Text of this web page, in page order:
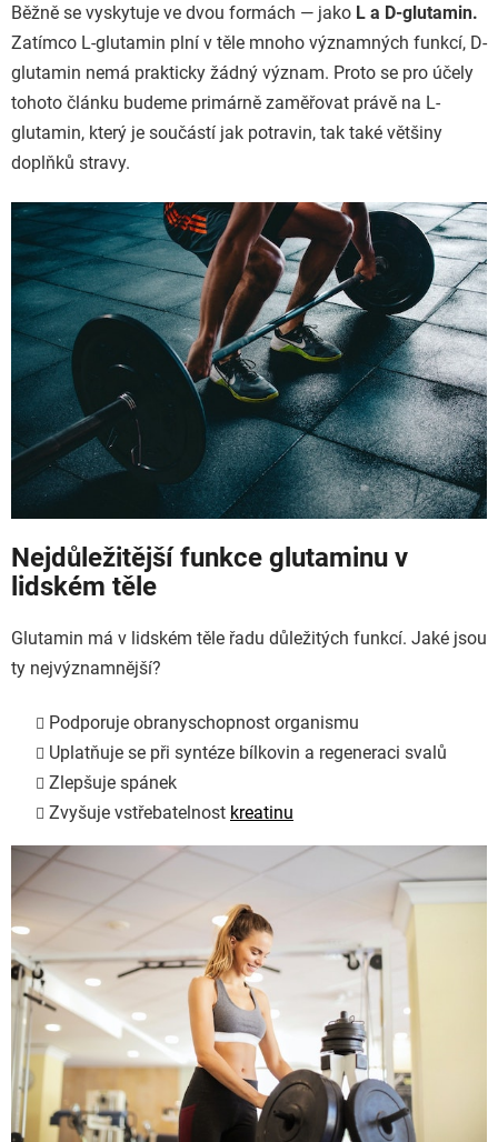
Běžně se vyskytuje ve dvou formách — jako L a D-glutamin.
Zatímco L-glutamin plní v těle mnoho významných funkcí, D-
glutamin nemá prakticky žádný význam. Proto se pro účely
tohoto článku budeme primárně zaměřovat právě na L-
glutamin, který je součástí jak potravin, tak také většiny
doplňků stravy.
Nejdůležitější funkce glutaminu v
lidském těle
Glutamin má v lidském těle řadu důležitých funkcí. Jaké jsou
ty nejvýznamnější?
Podporuje obranyschopnost organismu
Uplatňuje se při syntéze bílkovin a regeneraci svalů
Zlepšuje spánek
Zvyšuje vstřebatelnost kreatinu